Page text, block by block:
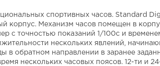
спортивных часов. Standard
корпус. Механизм часов помещен в
с точностью показаний 1/100с и
нескольких явлений,
обратном направлении в заранее
нескольких часовых поясов. 12-ти и